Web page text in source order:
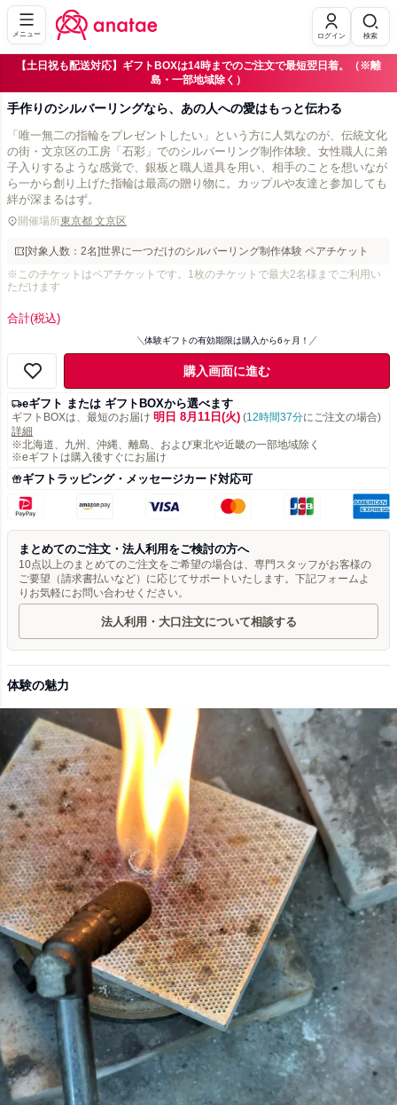
メニュー ログイン 検索
【土日祝も配送対応】ギフトBOXは14時までのご注文で最短翌日着。（※離
島・一部地域除く）
手作りのシルバーリングなら、あの人への愛はもっと伝わる
「唯一無二の指輪をプレゼントしたい」という方に人気なのが、伝統文化
の街・文京区の工房「石彩」でのシルバーリング制作体験。女性職人に弟
子入りするような感覚で、銀板と職人道具を用い、相手のことを想いなが
ら一から創り上げた指輪は最高の贈り物に。カップルや友達と参加しても
絆が深まるはず。
開催場所東京都 文京区
[対象人数：2名]世界に一つだけのシルバーリング制作体験 ペアチケット
※このチケットはペアチケットです。1枚のチケットで最大2名様までご利用い
ただけます
合計(税込)
体験ギフトの有効期限は購入から6ヶ月！
購入画面に進む
eギフト または ギフトBOXから選べます
ギフトBOXは、最短のお届け 明日 8月11日(火) (12時間37分にご注文の場合)
詳細
※北海道、九州、沖縄、離島、および東北や近畿の一部地域除く
※eギフトは購入後すぐにお届け
ギフトラッピング・メッセージカード対応可
まとめてのご注文・法人利用をご検討の方へ
10点以上のまとめてのご注文をご希望の場合は、専門スタッフがお客様の
ご要望（請求書払いなど）に応じてサポートいたします。下記フォームよ
りお気軽にお問い合わせください。
法人利用・大口注文について相談する
体験の魅力